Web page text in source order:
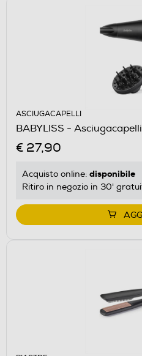
ASCIUGACAPELLI
BABYLISS -
€ 27,90
Acquisto online: disponibile
Ritiro in negozio in 30'